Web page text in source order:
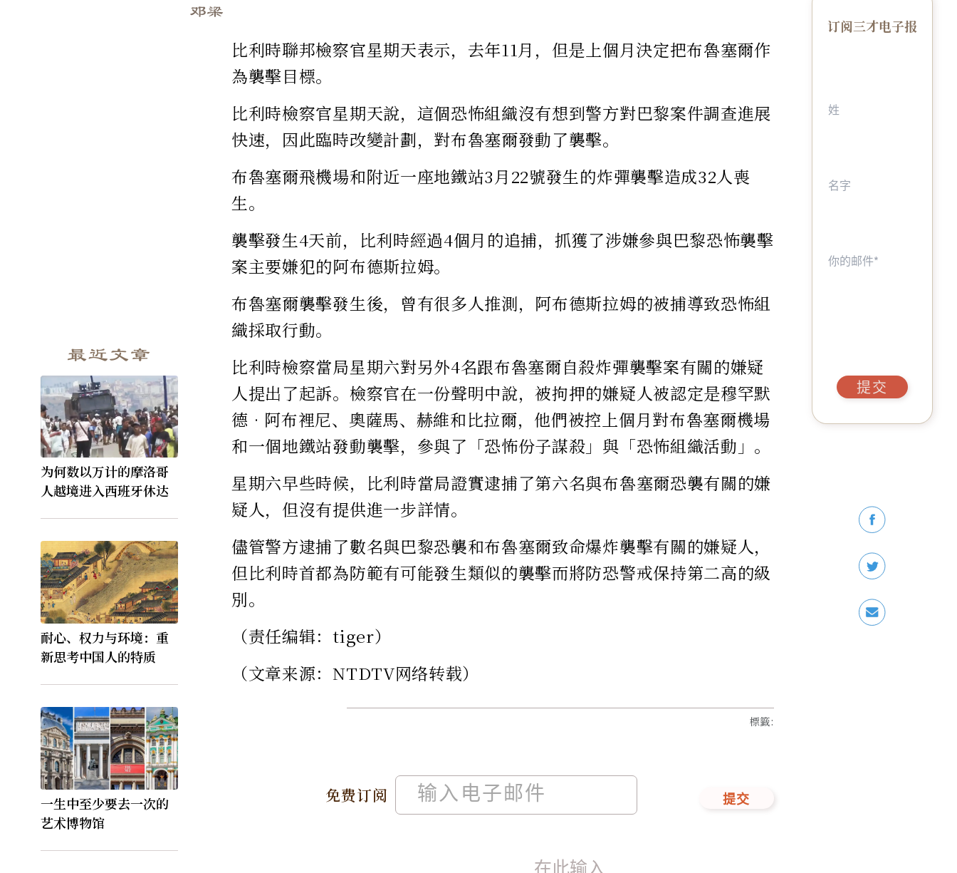
最近文章
为何数以万计的摩洛哥
人越境进入西班牙休达
耐心、权力与环境：重
新思考中国人的特质
一生中至少要去一次的
艺术博物馆
邓梁
比利時聯邦檢察官星期天表示，去年11月，但是上個月決定把布魯塞爾作
為襲擊目標。
比利時檢察官星期天說，這個恐怖組織沒有想到警方對巴黎案件調查進展
快速，因此臨時改變計劃，對布魯塞爾發動了襲擊。
布魯塞爾飛機場和附近一座地鐵站3月22號發生的炸彈襲擊造成32人喪
生。
襲擊發生4天前，比利時經過4個月的追捕，抓獲了涉嫌參與巴黎恐怖襲擊
案主要嫌犯的阿布德斯拉姆。
布魯塞爾襲擊發生後，曾有很多人推測，阿布德斯拉姆的被捕導致恐怖組
織採取行動。
比利時檢察當局星期六對另外4名跟布魯塞爾自殺炸彈襲擊案有關的嫌疑
人提出了起訴。檢察官在一份聲明中說，被拘押的嫌疑人被認定是穆罕默
德•阿布裡尼、奧薩馬、赫維和比拉爾，他們被控上個月對布魯塞爾機場
和一個地鐵站發動襲擊，參與了「恐怖份子謀殺」與「恐怖組織活動」。
星期六早些時候，比利時當局證實逮捕了第六名與布魯塞爾恐襲有關的嫌
疑人，但沒有提供進一步詳情。
儘管警方逮捕了數名與巴黎恐襲和布魯塞爾致命爆炸襲擊有關的嫌疑人，
但比利時首都為防範有可能發生類似的襲擊而將防恐警戒保持第二高的級
別。
（责任编辑：tiger）
（文章来源：NTDTV网络转载）
免费订阅 提交
標籤:
订阅三才电子报
提交